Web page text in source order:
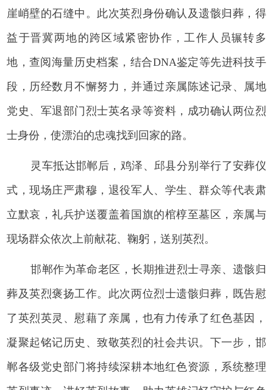
崖峭壁的石缝中。此次英烈身份确认及遗骸归葬，得
益于晋冀两地的跨区域紧密协作，工作人员辗转多
地，查阅海量历史档案，结合DNA鉴定等先进科技手
段，历经数月不懈努力，并通过亲属陈述记录、属地
党史、军退部门烈士英名录等资料，成功确认两位烈
士身份，使漂泊的忠魂找到回家的路。
灵车抵达邯郸后，鸡泽、邱县分别举行了安葬仪
式，现场庄严肃穆，退役军人、学生、群众等代表肃
立默哀，礼兵护送覆盖着国旗的棺椁至墓区，亲属与
现场群众依次上前献花、鞠躬，送别英烈。
邯郸作为革命老区，长期推进烈士寻亲、遗骸归
葬及英烈褒扬工作。此次两位烈士遗骸归葬，既告慰
了英烈英灵、慰藉了亲属，也有力传承了红色基因，
凝聚起铭记历史、致敬英烈的社会共识。下一步，邯
郸各级党史部门将持续深耕本地红色资源，系统整理